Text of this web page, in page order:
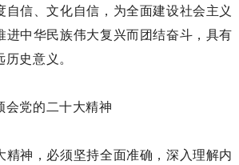
自信、文化自信，为全面建设社会主义
进中华民族伟大复兴而团结奋斗，具有
史意义。
会党的二十大精神
精神，必须坚持全面准确，深入理解内